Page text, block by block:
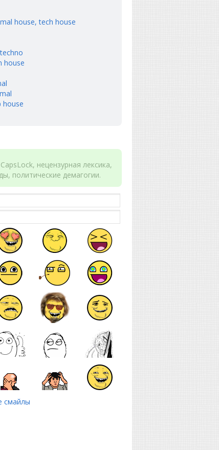
house, tech house
house
house
нецензурная лексика,
политические демагогии.
смайлы